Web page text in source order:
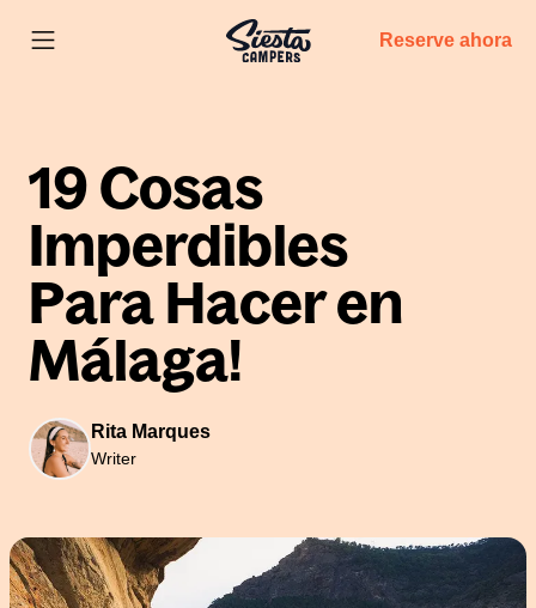
Reserve ahora
19 Cosas
Imperdibles
Para Hacer en
Málaga!
Rita Marques
Writer